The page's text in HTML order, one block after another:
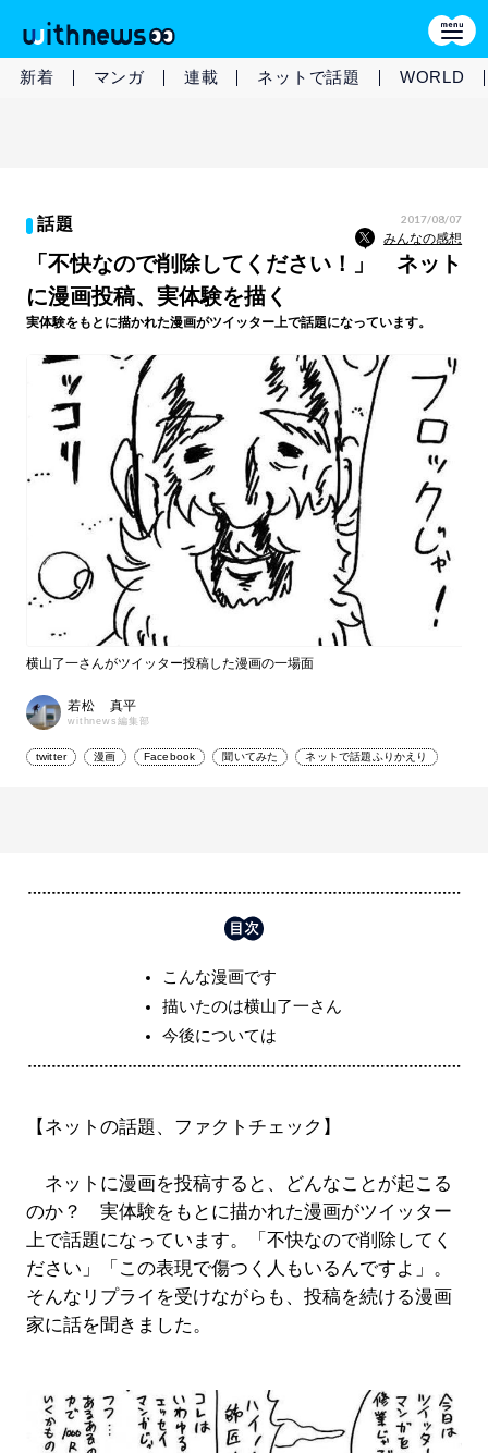
新着 マンガ 連載 ネットで話題 WORLD
話題 2017/08/07
みんなの感想
「不快なので削除してください！」 ネット
に漫画投稿、実体験を描く
実体験をもとに描かれた漫画がツイッター上で話題になっています。
横山了一さんがツイッター投稿した漫画の一場面
若松 真平
withnews編集部
twitter 漫画 Facebook 聞いてみた ネットで話題ふりかえり
こんな漫画です
描いたのは横山了一さん
今後については
【ネットの話題、ファクトチェック】
ネットに漫画を投稿すると、どんなことが起こる
のか？ 実体験をもとに描かれた漫画がツイッター
上で話題になっています。「不快なので削除してく
ださい」「この表現で傷つく人もいるんですよ」。
そんなリプライを受けながらも、投稿を続ける漫画
家に話を聞きました。